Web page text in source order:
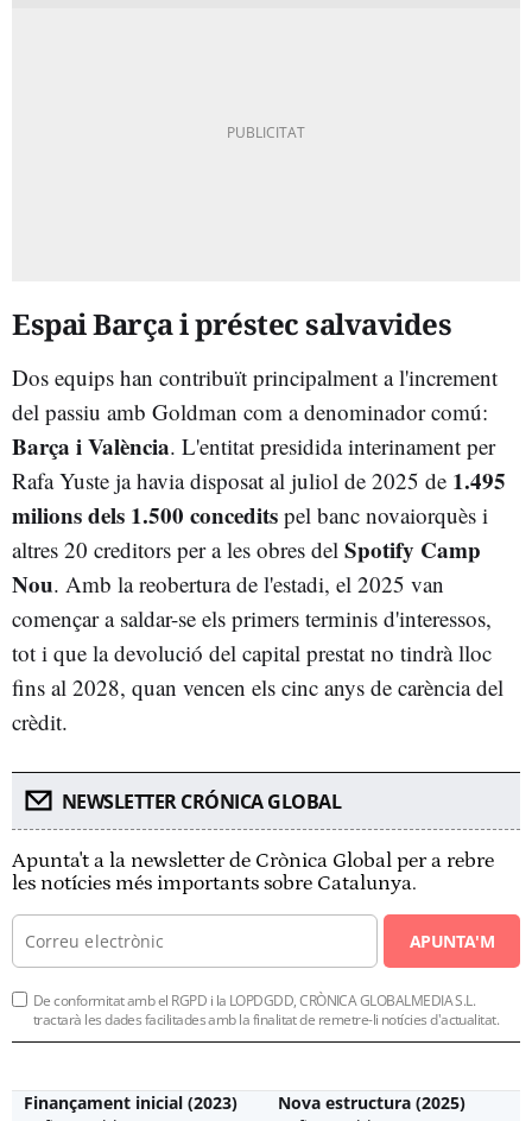
Espai Barça i préstec salvavides
Dos equips han contribuït principalment a l'increment
del passiu amb Goldman com a denominador comú:
Barça i València. L'entitat presidida interinament per
Rafa Yuste ja havia disposat al juliol de 2025 de 1.495
milions dels 1.500 concedits pel banc novaiorquès i
altres 20 creditors per a les obres del Spotify Camp
Nou. Amb la reobertura de l'estadi, el 2025 van
començar a saldar-se els primers terminis d'interessos,
tot i que la devolució del capital prestat no tindrà lloc
fins al 2028, quan vencen els cinc anys de carència del
crèdit.
NEWSLETTER CRÓNICA GLOBAL
Apunta't a la newsletter de Crònica Global per a rebre
les notícies més importants sobre Catalunya.
APUNTA'M
De conformitat amb el RGPD i la LOPDGDD, CRÒNICA GLOBALMEDIA S.L.
tractarà les dades facilitades amb la finalitat de remetre-li notícies d'actualitat.
Finançament inicial (2023)
Nova estructura (2025)